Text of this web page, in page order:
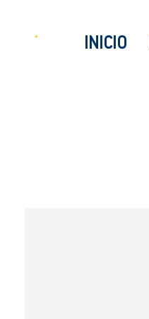
INICIO